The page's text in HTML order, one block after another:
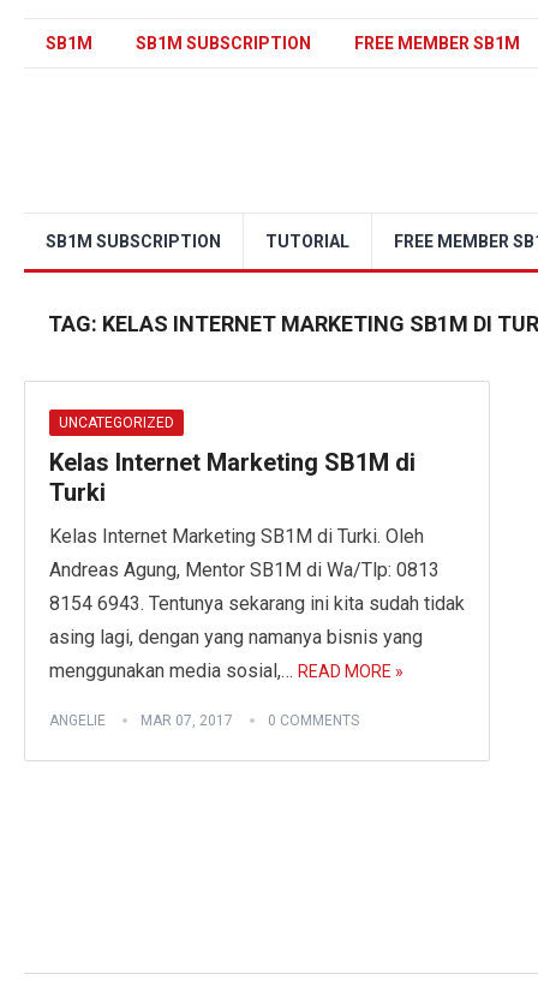
SB1M SB1M SUBSCRIPTION FREE MEMBER SB1M
SB1M SUBSCRIPTION TUTORIAL FREE MEMBER
TAG: KELAS INTERNET MARKETING SB1M DI
UNCATEGORIZED
Kelas Internet Marketing SB1M di
Turki
Kelas Internet Marketing SB1M di Turki. Oleh
Andreas Agung, Mentor SB1M di Wa/Tlp: 0813
8154 6943. Tentunya sekarang ini kita sudah tidak
asing lagi, dengan yang namanya bisnis yang
menggunakan media sosial,… READ MORE »
ANGELIE MAR 07, 2017 0 COMMENTS